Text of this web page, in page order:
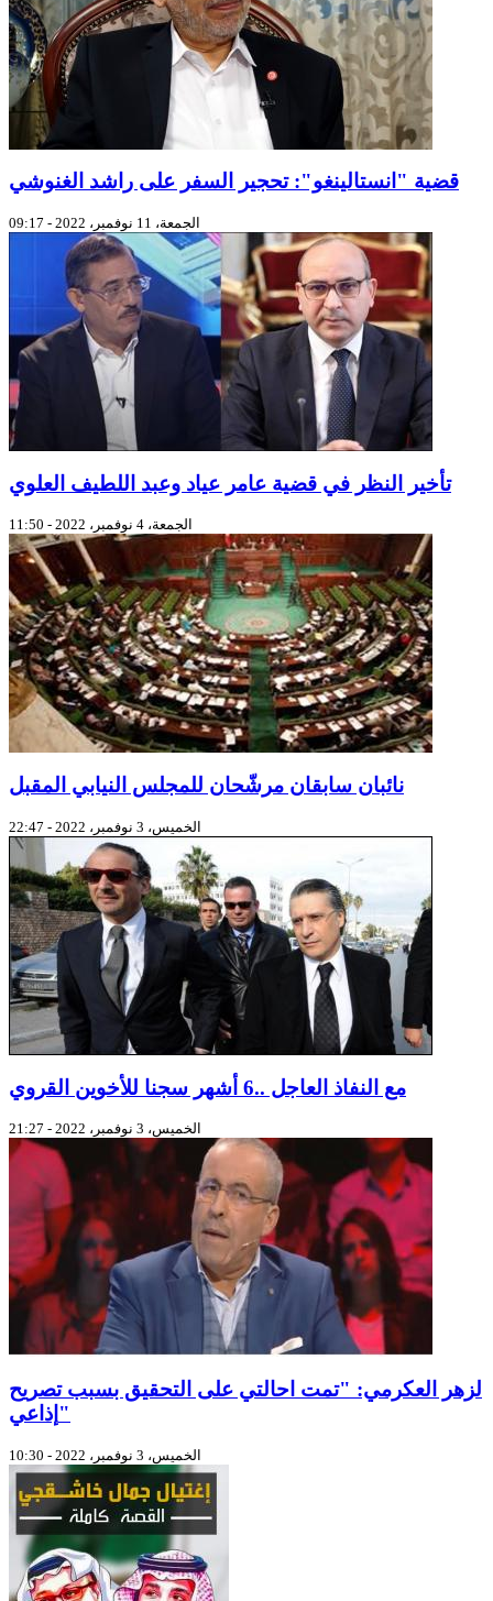
قضية "انستالينغو": تحجير السفر على راشد الغنوشي
الجمعة، 11 نوفمبر، 2022 - 09:17
تأخير النظر في قضية عامر عياد وعبد اللطيف العلوي
الجمعة، 4 نوفمبر، 2022 - 11:50
نائبان سابقان مرشّحان للمجلس النيابي المقبل
الخميس، 3 نوفمبر، 2022 - 22:47
مع النفاذ العاجل ..6 أشهر سجنا للأخوين القروي
الخميس، 3 نوفمبر، 2022 - 21:27
لزهر العكرمي: "تمت احالتي على التحقيق بسبب تصريح
إذاعي"
الخميس، 3 نوفمبر، 2022 - 10:30